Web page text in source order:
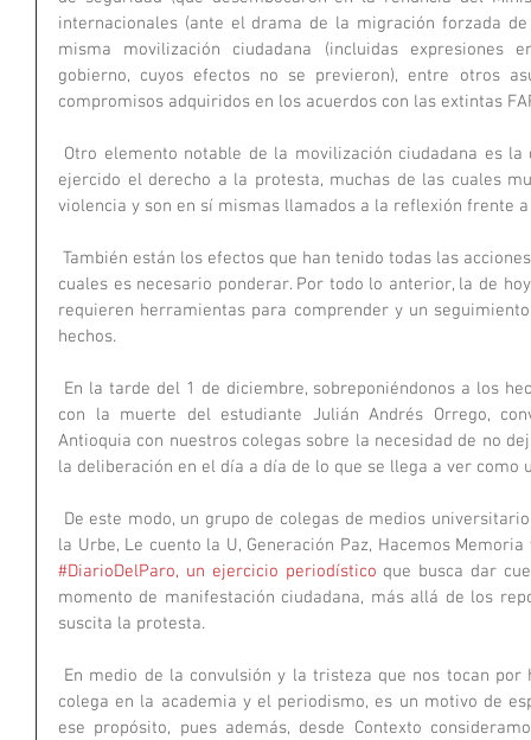
internacionales (ante el drama de la migración forzada
misma movilización ciudadana (incluidas expresiones
gobierno, cuyos efectos no se previeron), entre otros
compromisos adquiridos en los acuerdos con las extintas
ejercido el derecho a la protesta, muchas de las cuales
violencia y son en sí mismas llamados a la reflexión frente
cuales es necesario ponderar. Por todo lo anterior, la de
requieren herramientas para comprender y un
hechos.
con la muerte del estudiante Julián Andrés Orrego,
Antioquia con nuestros colegas sobre la necesidad de no
la deliberación en el día a día de lo que se llega a ver como
#DiarioDelParo, un ejercicio periodístico que busca dar
momento de manifestación ciudadana, más allá de los
suscita la protesta.
colega en la academia y el periodismo, es un motivo de
ese propósito, pues además, desde Contexto